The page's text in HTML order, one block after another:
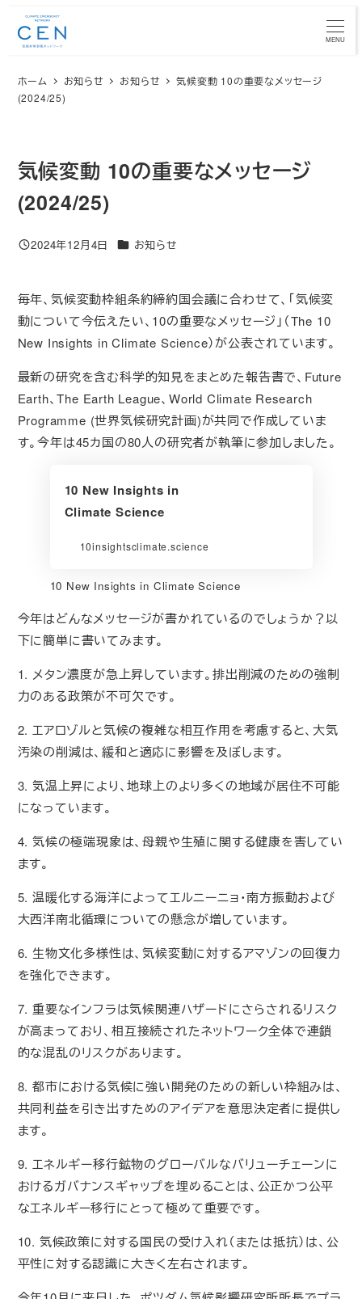
MENU
ホーム お知らせ お知らせ
気候変動 10の重要なメッセージ
(2024/25)
気候変動 10の重要なメッセージ
(2024/25)
投稿日
2024年12月4日 カテゴリー
お知らせ
毎年、気候変動枠組条約締約国会議に合わせて、「気候変
動について今伝えたい、10の重要なメッセージ」（The 10
New Insights in Climate Science）が公表されています。
最新の研究を含む科学的知見をまとめた報告書で、Future
Earth、The Earth League、World Climate Research
Programme (世界気候研究計画)が共同で作成していま
す。今年は45カ国の80人の研究者が執筆に参加しました。
10 New Insights in
Climate Science
10insightsclimate.science
10 New Insights in Climate Science
今年はどんなメッセージが書かれているのでしょうか？以
下に簡単に書いてみます。
1. メタン濃度が急上昇しています。排出削減のための強制
力のある政策が不可欠です。
2. エアロゾルと気候の複雑な相互作用を考慮すると、大気
汚染の削減は、緩和と適応に影響を及ぼします。
3. 気温上昇により、地球上のより多くの地域が居住不可能
になっています。
4. 気候の極端現象は、母親や生殖に関する健康を害してい
ます。
5. 温暖化する海洋によってエルニーニョ・南方振動および
大西洋南北循環についての懸念が増しています。
6. 生物文化多様性は、気候変動に対するアマゾンの回復力
を強化できます。
7. 重要なインフラは気候関連ハザードにさらされるリスク
が高まっており、相互接続されたネットワーク全体で連鎖
的な混乱のリスクがあります。
8. 都市における気候に強い開発のための新しい枠組みは、
共同利益を引き出すためのアイデアを意思決定者に提供し
ます。
9. エネルギー移行鉱物のグローバルなバリューチェーンに
おけるガバナンスギャップを埋めることは、公正かつ公平
なエネルギー移行にとって極めて重要です。
10. 気候政策に対する国民の受け入れ（または抵抗）は、公
平性に対する認識に大きく左右されます。